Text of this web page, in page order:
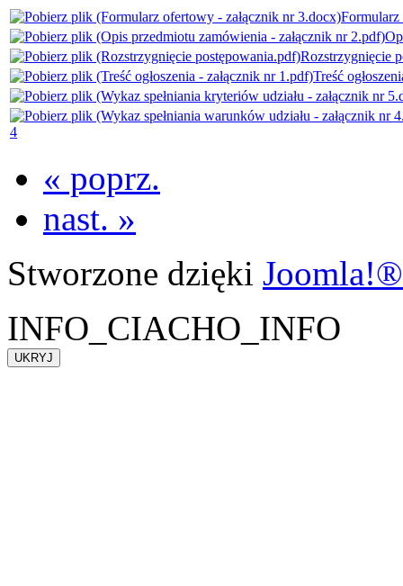
Formularz
Rozstrzygnięcie
Treść
4
« poprz.
nast. »
Stworzone dzięki Joomla!®
INFO_CIACHO_INFO